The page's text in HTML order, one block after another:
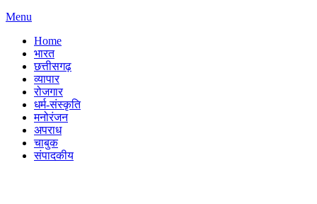
Menu
Home
भारत
छत्तीसगढ़
व्यापार
रोजगार
धर्म-संस्कृति
मनोरंजन
अपराध
चाबुक
संपादकीय